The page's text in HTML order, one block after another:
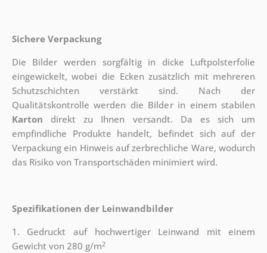
Sichere Verpackung
Die Bilder werden sorgfältig in dicke Luftpolsterfolie
eingewickelt, wobei die Ecken zusätzlich mit mehreren
Schutzschichten verstärkt sind. Nach der
Qualitätskontrolle werden die Bilder in einem stabilen
Karton direkt zu Ihnen versandt. Da es sich um
empfindliche Produkte handelt, befindet sich auf der
Verpackung ein Hinweis auf zerbrechliche Ware, wodurch
das Risiko von Transportschäden minimiert wird.
Spezifikationen der Leinwandbilder
1. Gedruckt auf hochwertiger Leinwand mit einem
Gewicht von 280 g/m2